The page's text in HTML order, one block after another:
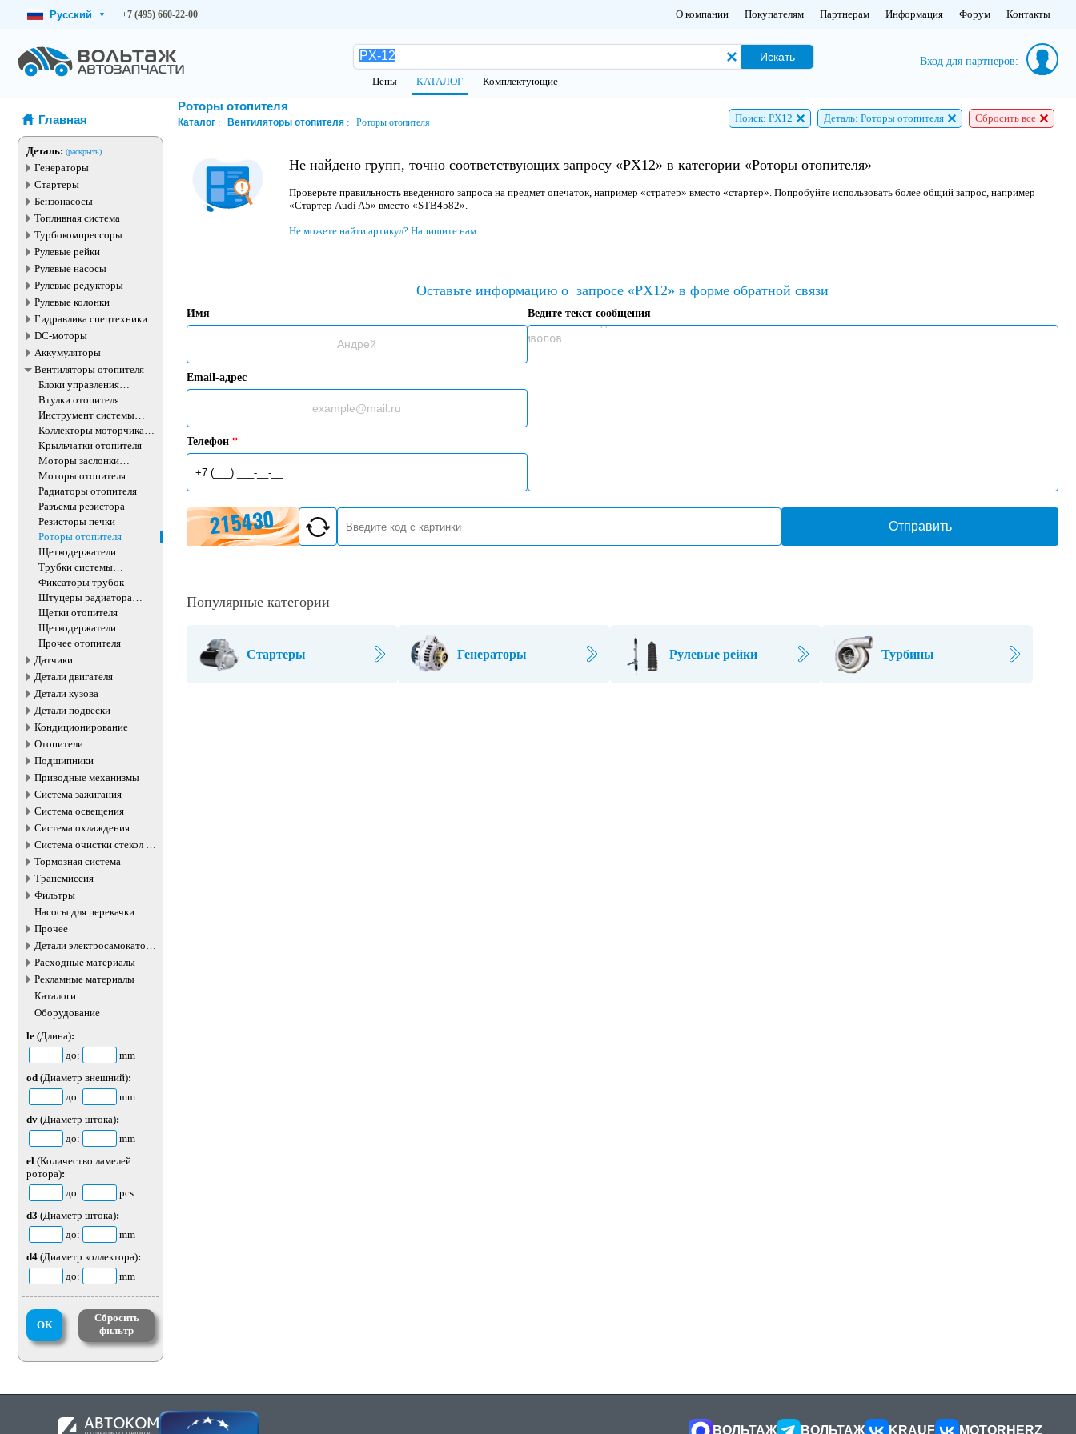
Русский ▾ +7 (495) 660-22-00 О компании Покупателям Партнерам Информация Форум Контакты
Искать
Цены КАТАЛОГ Комплектующие
Вход для партнеров:
Главная
Деталь: (раскрыть)
Генераторы
Стартеры
Бензонасосы
Топливная система
Турбокомпрессоры
Рулевые рейки
Рулевые насосы
Рулевые редукторы
Рулевые колонки
Гидравлика спецтехники
DC-моторы
Аккумуляторы
Вентиляторы отопителя
Блоки управления
отопителем
Втулки отопителя
Инструмент системы
отопителя
Коллекторы моторчика
отопителя
Крыльчатки отопителя
Моторы заслонки
отопителя
Моторы отопителя
Радиаторы отопителя
Разъемы резистора
Резисторы печки
Роторы отопителя
Щеткодержатели
моторчика печки
Трубки системы
отопления
Фиксаторы трубок
Штуцеры радиатора
отопителя
Щетки отопителя
Щеткодержатели
моторчика печки
Прочее отопителя
Датчики
Детали двигателя
Детали кузова
Детали подвески
Кондиционирование
Отопители
Подшипники
Приводные механизмы
Система зажигания
Система освещения
Система охлаждения
Система очистки стекол и
фар
Тормозная система
Трансмиссия
Фильтры
Насосы для перекачки
жидкостей
Прочее
Детали электросамокатов и
электротранспорта
Расходные материалы
Рекламные материалы
Каталоги
Оборудование
le (Длина):
до:
mm
od (Диаметр внешний):
до:
mm
dv (Диаметр штока):
до:
mm
el (Количество ламелей
ротора):
до:
pcs
d3 (Диаметр штока):
до:
mm
d4 (Диаметр коллектора):
до:
mm
OK
Сбросить
фильтр
Роторы отопителя
Каталог Вентиляторы отопителя Роторы отопителя Поиск: PX12 Деталь: Роторы отопителя Сбросить все
Не найдено групп, точно соответствующих запросу «PX12» в категории «Роторы отопителя»
Проверьте правильность введенного запроса на предмет опечаток, например «стратер» вместо «стартер». Попробуйте использовать более общий запрос, например
«Стартер Audi A5» вместо «STB4582».
Не можете найти артикул? Напишите нам:
Оставьте информацию о запросе «PX12» в форме обратной связи
Имя
Email-адрес
Телефон *
Ведите текст сообщения
Отправить
Популярные категории
Стартеры Генераторы Рулевые рейки Турбины
ВОЛЬТАЖ ВОЛЬТАЖ KRAUF MOTORHERZ